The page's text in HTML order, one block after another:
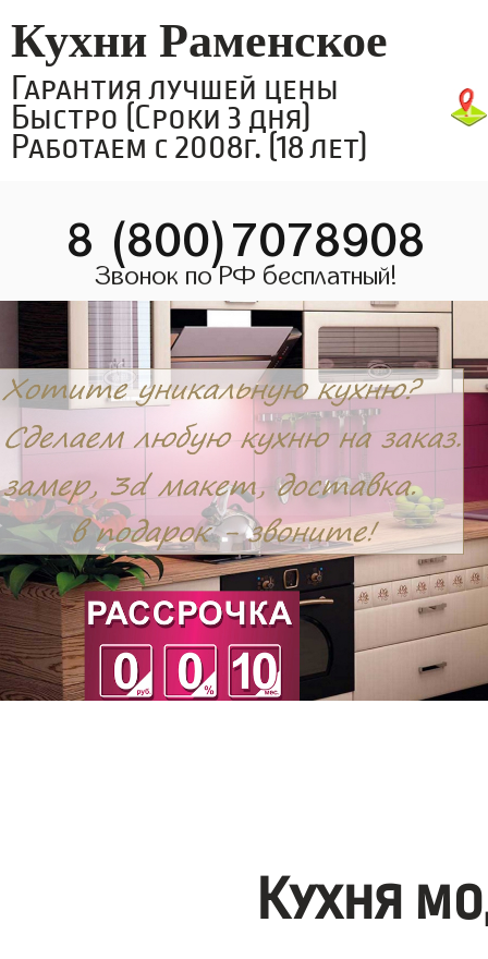
Кухни Раменское
Гарантия лучшей цены
Быстро (Сроки 3 дня)
Работаем с 2008г. (18 лет)
8 (800)7078908
Звонок по РФ бесплатный!
Кухня